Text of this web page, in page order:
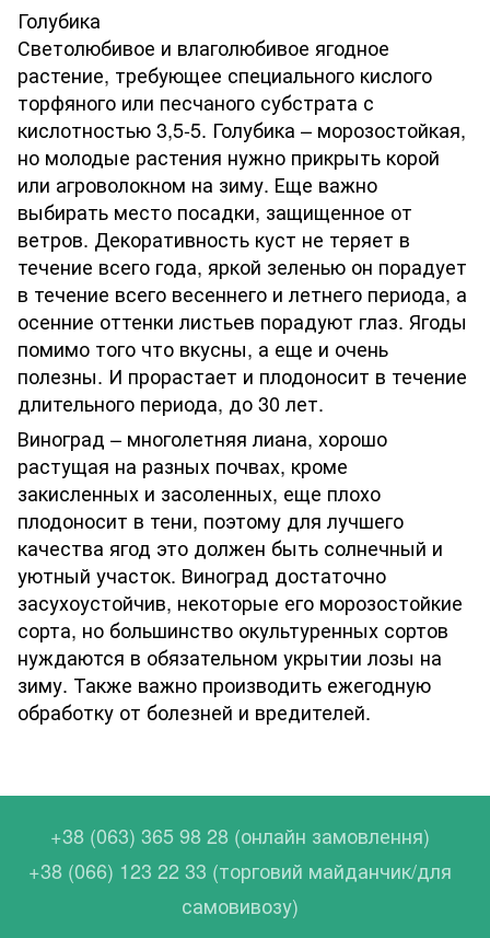
Голубика
Светолюбивое и влаголюбивое ягодное
растение, требующее специального кислого
торфяного или песчаного субстрата с
кислотностью 3,5-5. Голубика – морозостойкая,
но молодые растения нужно прикрыть корой
или агроволокном на зиму. Еще важно
выбирать место посадки, защищенное от
ветров. Декоративность куст не теряет в
течение всего года, яркой зеленью он порадует
в течение всего весеннего и летнего периода, а
осенние оттенки листьев порадуют глаз. Ягоды
помимо того что вкусны, а еще и очень
полезны. И прорастает и плодоносит в течение
длительного периода, до 30 лет.
Виноград – многолетняя лиана, хорошо
растущая на разных почвах, кроме
закисленных и засоленных, еще плохо
плодоносит в тени, поэтому для лучшего
качества ягод это должен быть солнечный и
уютный участок. Виноград достаточно
засухоустойчив, некоторые его морозостойкие
сорта, но большинство окультуренных сортов
нуждаются в обязательном укрытии лозы на
зиму. Также важно производить ежегодную
обработку от болезней и вредителей.
+38 (063) 365 98 28 (онлайн замовлення)
+38 (066) 123 22 33 (торговий майданчик/для
самовивозу)